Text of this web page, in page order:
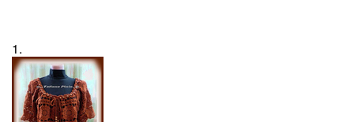
1.